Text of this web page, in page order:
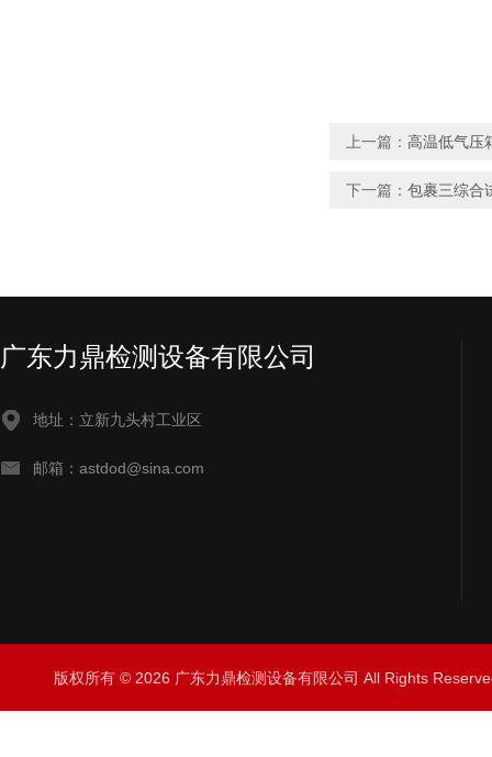
上一篇： 高温低气压
下一篇： 包裹三综合
广东力鼎检测设备有限公司
地址：立新九头村工业区
邮箱：astdod@sina.com
版权所有 © 2026 广东力鼎检测设备有限公司 All Rights